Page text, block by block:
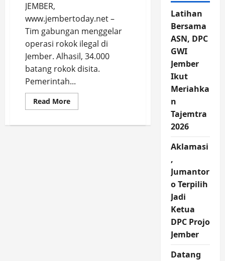
JEMBER,
www.jembertoday.net –
Tim gabungan menggelar
operasi rokok ilegal di
Jember. Alhasil, 34.000
batang rokok disita.
Pemerintah...
Read MoreRead
more
Rokok
Latihan
Bersama
ASN, DPC
GWI
Jember
Ikut
Meriahka
n
Tajemtra
2026
Aklamasi
,
Jumantor
o Terpilih
Jadi
Ketua
DPC Projo
Jember
Datang